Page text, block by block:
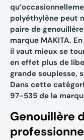
polyéthylène peut
paire de
marque MAKITA.
il vaut mieux se
en effet plus de
grande souplesse,
Dans cette
97-535 de la
Genouillère